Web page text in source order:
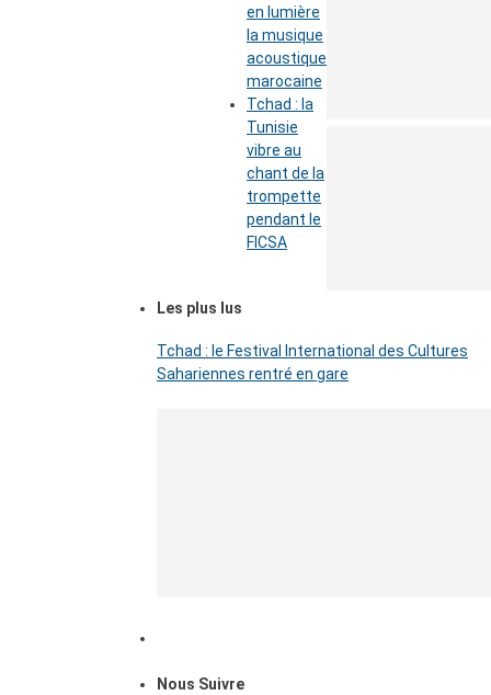
en lumière
la musique
acoustique
marocaine
Tchad : la
Tunisie
vibre au
chant de la
trompette
pendant le
FICSA
Les plus lus
Tchad : le Festival International des Cultures
Sahariennes rentré en gare
Nous Suivre